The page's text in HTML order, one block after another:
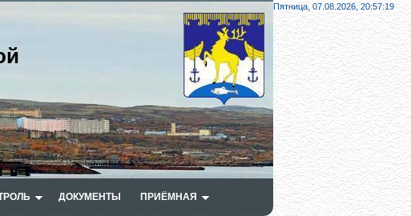
Пятница, 07.08.2026,20:57:20
ДОКУМЕНТЫ ПРИЁМНАЯ